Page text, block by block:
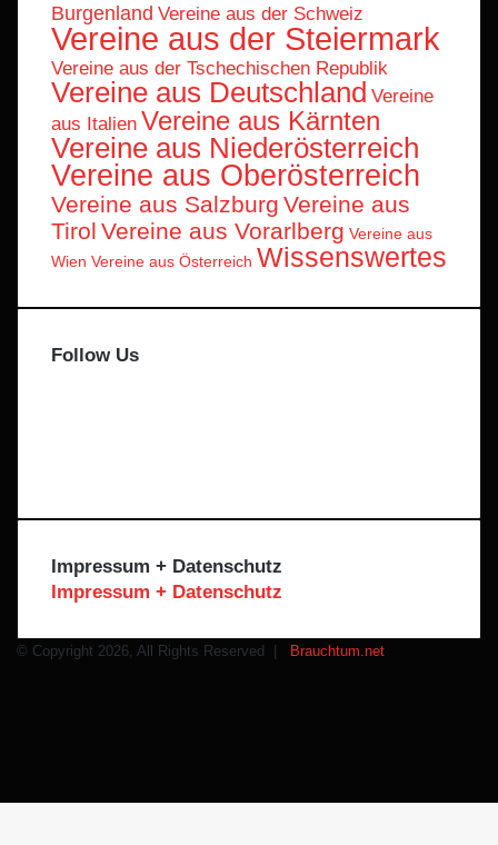
Burgenland Vereine aus der Schweiz
Vereine aus der Steiermark
Vereine aus der Tschechischen Republik
Vereine aus Deutschland Vereine
aus Italien Vereine aus Kärnten
Vereine aus Niederösterreich
Vereine aus Oberösterreich
Vereine aus Salzburg Vereine aus
Tirol Vereine aus Vorarlberg Vereine aus
Wien Vereine aus Österreich Wissenswertes
Follow Us
Impressum + Datenschutz
Impressum + Datenschutz
© Copyright 2026, All Rights Reserved |
Brauchtum.net